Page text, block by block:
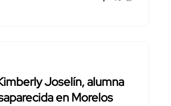
Joselín, alumna
en Morelos